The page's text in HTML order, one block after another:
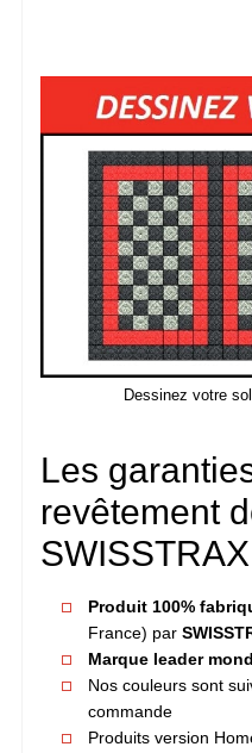
Dessinez votre
Les
revêtement
SWISSTRAX
Produit 100%
France) par
Marque leader
Nos couleurs sont
commande
Produits version